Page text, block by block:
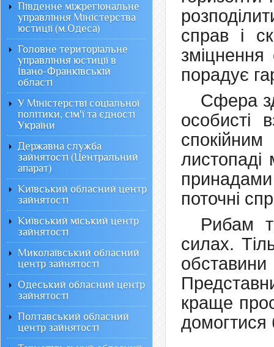
справ і
зміцнення
порадує
Сфера
особисті
листопаді
поточні
Рибам
силах.
краще
домогтися
Південне міжрегіональне
управління Міністерства
юстиції (м.Одеса)
Головне територіальне
управління юстиції в
Івано-Франківській
області
У Міністерстві соціальної
політики, сім'ї та єдності
України
Державна служба
зайнятості (Центральний
апарат)
Київський обласний центр
зайнятості
Київський міський центр
зайнятості
Миколаївський обласний
центр зайнятості
Одеський обласний центр
зайнятості
Полтавський обласний
центр зайнятості